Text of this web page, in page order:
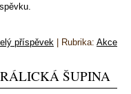
příspěvek | Rubrika: Akce
ŠUPINA